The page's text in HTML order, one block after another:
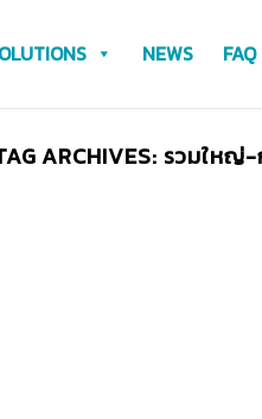
NEWS FAQ
ARCHIVES: รวมใหญ่-